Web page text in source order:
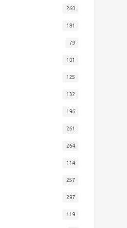
260
181
79
101
125
132
196
261
264
114
257
297
119